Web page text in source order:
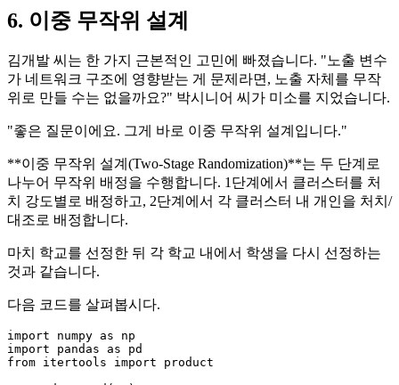
6. 이중 무작위 설계
김개발 씨는 한 가지 근본적인 고민에 빠졌습니다. "노출 변수
가 네트워크 구조에 영향받는 게 문제라면, 노출 자체를 무작
위로 만들 수는 없을까요?" 박시니어 씨가 미소를 지었습니다.
"좋은 질문이에요. 그게 바로 이중 무작위 설계입니다."
**이중 무작위 설계(Two-Stage Randomization)**는 두 단계로
나누어 무작위 배정을 수행합니다. 1단계에서 클러스터를 처
치 강도별로 배정하고, 2단계에서 각 클러스터 내 개인을 처치/
대조로 배정합니다.
마치 학교를 선정한 뒤 각 학교 내에서 학생을 다시 선정하는
것과 같습니다.
다음 코드를 살펴봅시다.
import numpy as
import pandas as
from itertools import product